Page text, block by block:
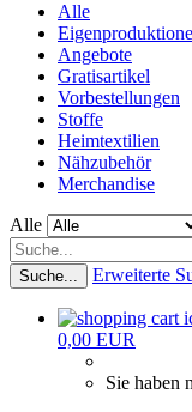
Alle
Angebote
Gratisartikel
Vorbestellungen
Stoffe
Heimtextilien
Nähzubehör
Merchandise
Alle
Suche... Erweiterte
0,00 EUR
Sie haben